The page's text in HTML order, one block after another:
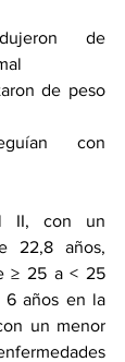
de
de peso
con
II, con un
22,8 años,
≥ 25 a < 25
6 años en la
un menor